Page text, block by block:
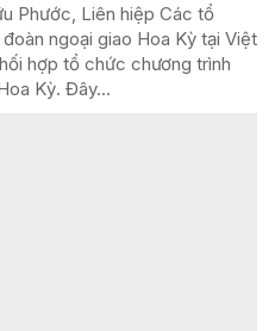
Phước, Liên hiệp Các tổ
ngoại giao Hoa Kỳ tại Việt
hợp tổ chức chương trình
Kỳ. Đây...